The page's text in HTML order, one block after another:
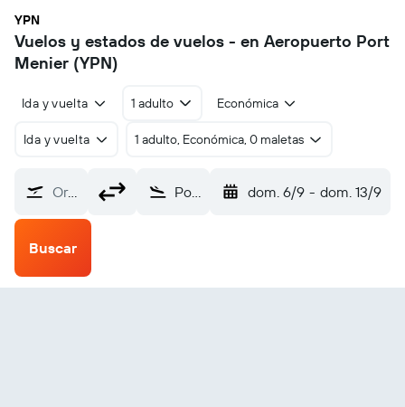
YPN
Vuelos y estados de vuelos - en Aeropuerto Port
Menier (YPN)
Ida y vuelta 1 adulto Económica
Ida y vuelta 1 adulto, Económica, 0 maletas
Origen Port Menier (YPN) dom. 6/9 - dom. 13/9
Buscar